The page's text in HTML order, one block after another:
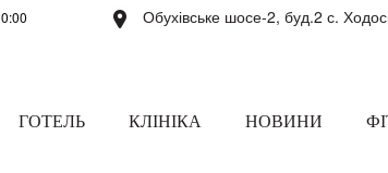
Обухівське шосе-2, буд.2 с.
ГОТЕЛЬ КЛІНІКА НОВИНИ